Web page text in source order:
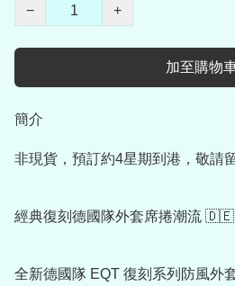
−
+
加至購物
簡介
非現貨，預訂約4星期到港，敬請
經典復刻德國隊外套席捲潮流 🇩🇪
全新德國隊 EQT 復刻系列防風外